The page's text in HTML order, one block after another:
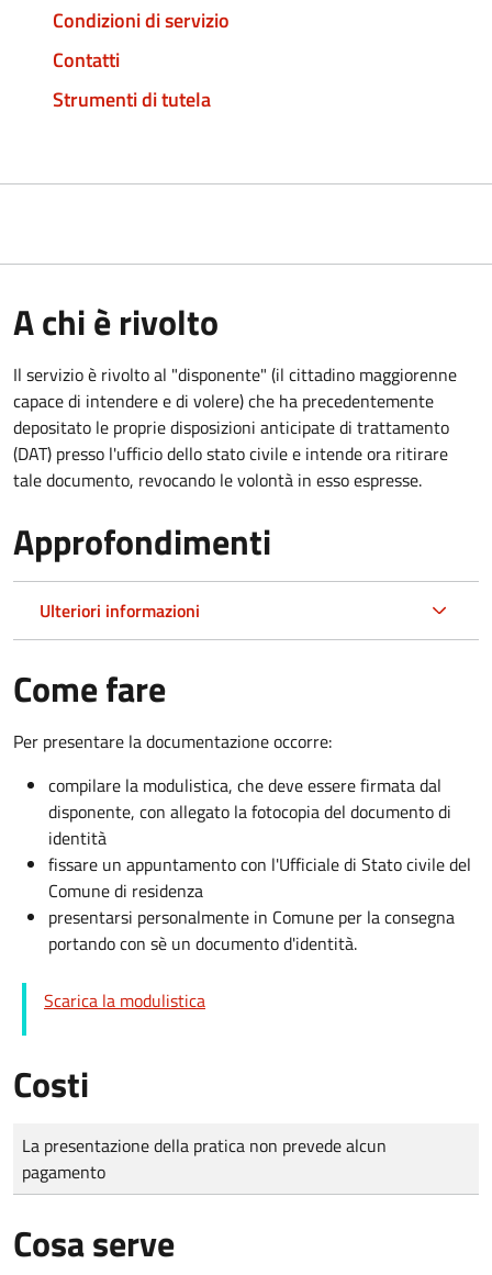
Condizioni di servizio
Contatti
Strumenti di tutela
A chi è rivolto
Il servizio è rivolto al "disponente" (il cittadino maggiorenne
capace di intendere e di volere) che ha precedentemente
depositato le proprie disposizioni anticipate di trattamento
(DAT) presso l'ufficio dello stato civile e intende ora ritirare
tale documento, revocando le volontà in esso espresse.
Approfondimenti
Ulteriori informazioni
Come fare
Per presentare la documentazione occorre:
compilare la modulistica, che deve essere firmata dal
disponente, con allegato la fotocopia del documento di
identità
fissare un appuntamento con l'Ufficiale di Stato civile del
Comune di residenza
presentarsi personalmente in Comune per la consegna
portando con sè un documento d'identità.
Scarica la modulistica
Costi
Tipo di pagamento
Importo
La presentazione della pratica non prevede alcun
pagamento
Cosa serve